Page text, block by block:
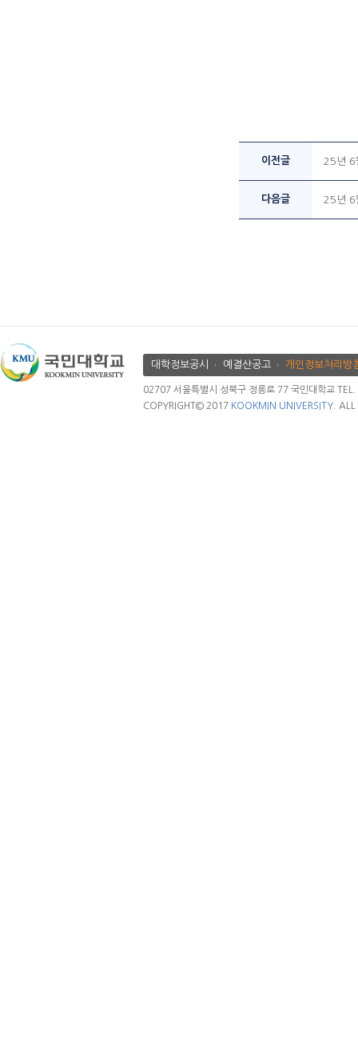
이전글 25년 6
다음글 25년 6
대학정보공시 예결산공고 개인정보처리방
02707 서울특별시 성북구 정릉로 77 국민대학교
COPYRIGHT© 2017 KOOKMIN UNIVERSITY. ALL